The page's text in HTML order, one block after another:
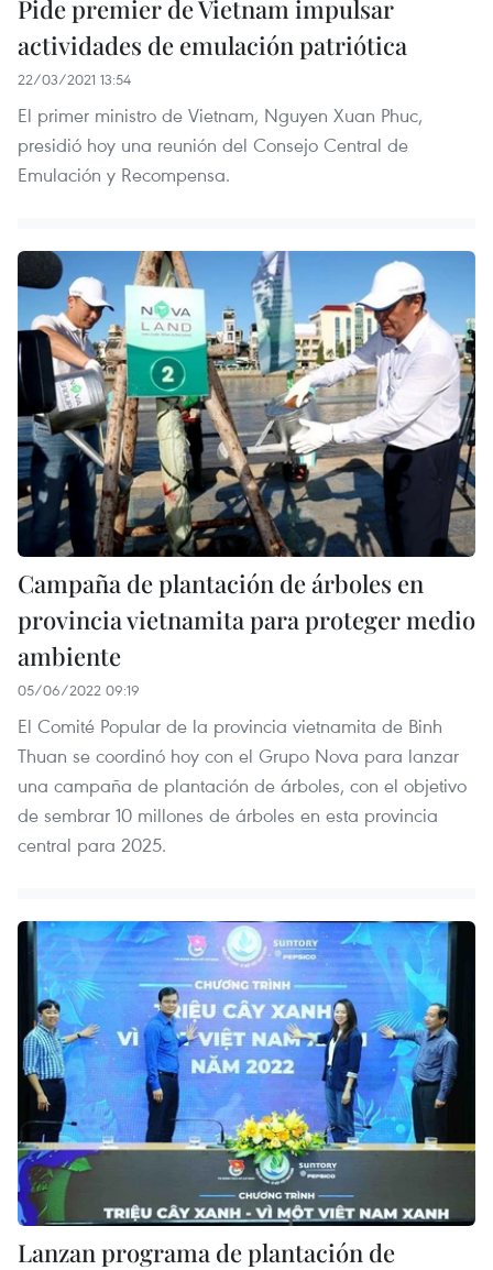
Pide premier de Vietnam impulsar
actividades de emulación patriótica
22/03/2021 13:54
El primer ministro de Vietnam, Nguyen Xuan Phuc,
presidió hoy una reunión del Consejo Central de
Emulación y Recompensa.
Campaña de plantación de árboles en
provincia vietnamita para proteger medio
ambiente
05/06/2022 09:19
El Comité Popular de la provincia vietnamita de Binh
Thuan se coordinó hoy con el Grupo Nova para lanzar
una campaña de plantación de árboles, con el objetivo
de sembrar 10 millones de árboles en esta provincia
central para 2025.
Lanzan programa de plantación de